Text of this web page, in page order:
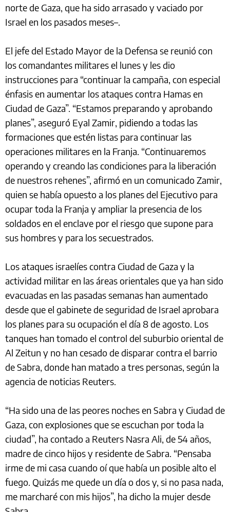
norte de Gaza, que ha sido arrasado y vaciado por
Israel en los pasados meses–.
El jefe del Estado Mayor de la Defensa se reunió con
los comandantes militares el lunes y les dio
instrucciones para “continuar la campaña, con especial
énfasis en aumentar los ataques contra Hamas en
Ciudad de Gaza”. “Estamos preparando y aprobando
planes”, aseguró Eyal Zamir, pidiendo a todas las
formaciones que estén listas para continuar las
operaciones militares en la Franja. “Continuaremos
operando y creando las condiciones para la liberación
de nuestros rehenes”, afirmó en un comunicado Zamir,
quien se había opuesto a los planes del Ejecutivo para
ocupar toda la Franja y ampliar la presencia de los
soldados en el enclave por el riesgo que supone para
sus hombres y para los secuestrados.
Los ataques israelíes contra Ciudad de Gaza y la
actividad militar en las áreas orientales que ya han sido
evacuadas en las pasadas semanas han aumentado
desde que el gabinete de seguridad de Israel aprobara
los planes para su ocupación el día 8 de agosto. Los
tanques han tomado el control del suburbio oriental de
Al Zeitun y no han cesado de disparar contra el barrio
de Sabra, donde han matado a tres personas, según la
agencia de noticias Reuters.
“Ha sido una de las peores noches en Sabra y Ciudad de
Gaza, con explosiones que se escuchan por toda la
ciudad”, ha contado a Reuters Nasra Ali, de 54 años,
madre de cinco hijos y residente de Sabra. “Pensaba
irme de mi casa cuando oí que había un posible alto el
fuego. Quizás me quede un día o dos y, si no pasa nada,
me marcharé con mis hijos”, ha dicho la mujer desde